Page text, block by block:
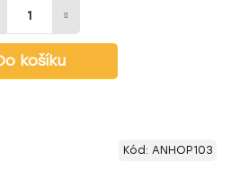
košíku
Kód: ANHOP103